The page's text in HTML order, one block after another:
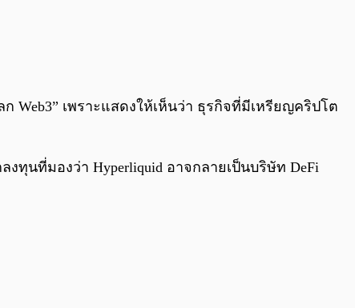
Web3” เพราะแสดงให้เห็นว่า ธุรกิจที่มีเหรียญคริปโต
ทุนที่มองว่า Hyperliquid อาจกลายเป็นบริษัท DeFi